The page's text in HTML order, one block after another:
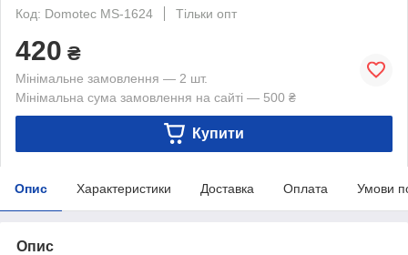
Код: Domotec MS-1624
Тільки опт
420 ₴
Мінімальне замовлення — 2 шт.
Мінімальна сума замовлення на сайті — 500 ₴
Купити
Опис Характеристики Доставка Оплата Умови
Опис